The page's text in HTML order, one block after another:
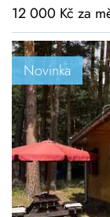
12 000 Kč za
Novinka